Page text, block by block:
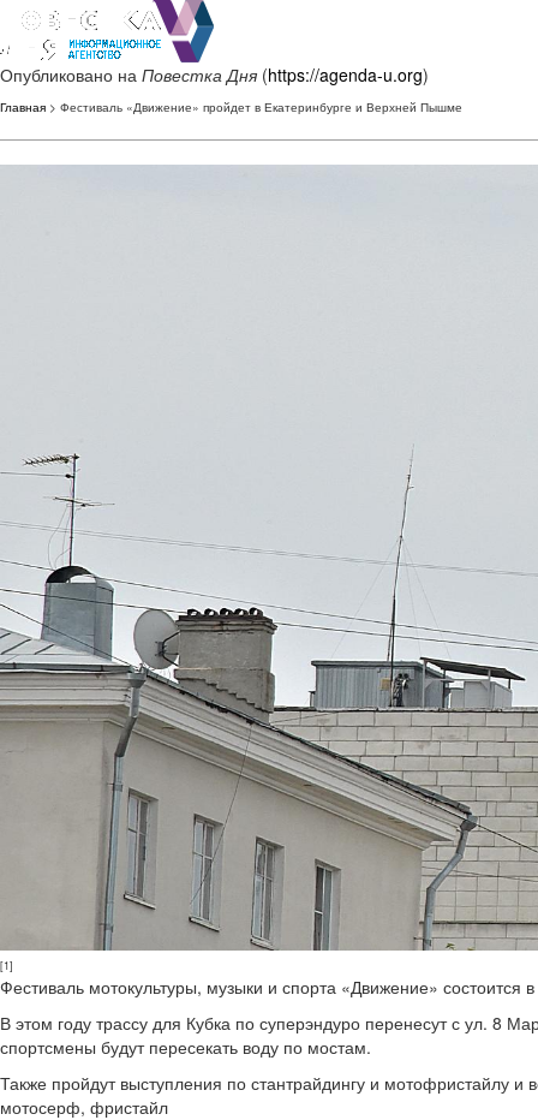
Опубликовано на Повестка Дня (https://agenda-u.org)
Главная > Фестиваль «Движение» пройдет в Екатеринбурге и Верхней Пышме
[1]
Фестиваль мотокультуры, музыки и спорта «Движение»
В этом году трассу для Кубка по суперэндуро перенесут с ул. 8
спортсмены будут пересекать воду по мостам.
Также пройдут выступления по стантрайдингу и мотофристайлу
мотосерф, фристайл